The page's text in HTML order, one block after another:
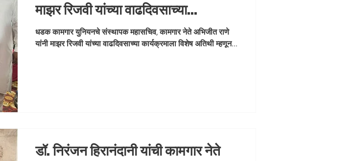
माझर रिजवी यांच्या वाढदिवसाच्या
कार्यक्रमाला विशेष अतिथी म्हणून उपस्थित
राहून त्यांना शुभेच्छा दिल्या. समाजासाठी
धडक कामगार युनियनचे संस्थापक महासचिव, कामगार नेते अभिजीत राणे
यांनी माझर रिजवी यांच्या वाढदिवसाच्या कार्यक्रमाला विशेष अतिथी म्हणून...
डॉ. निरंजन हिरानंदानी यांची कामगार नेते